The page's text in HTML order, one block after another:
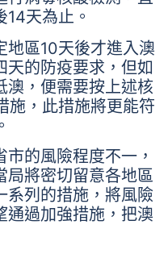
天為止。
地區10天後才進入澳
天的防疫要求，但如
澳，便需要按上述核
施，此措施將更能符
的風險程度不一，
局將密切留意各地區
系列的措施，將風險
通過加強措施，把澳